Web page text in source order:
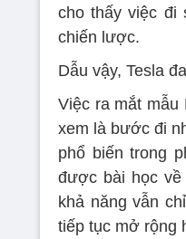
cho thấy việc đi
chiến lược.
Dẫu vậy, Tesla
Việc ra mắt mẫu
xem là bước đi
phổ biến trong
được bài học về
khả năng vẫn
tiếp tục mở rộng